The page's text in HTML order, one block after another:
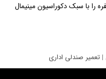
مینیمال
اداری